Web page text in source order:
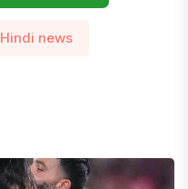
Hindi news